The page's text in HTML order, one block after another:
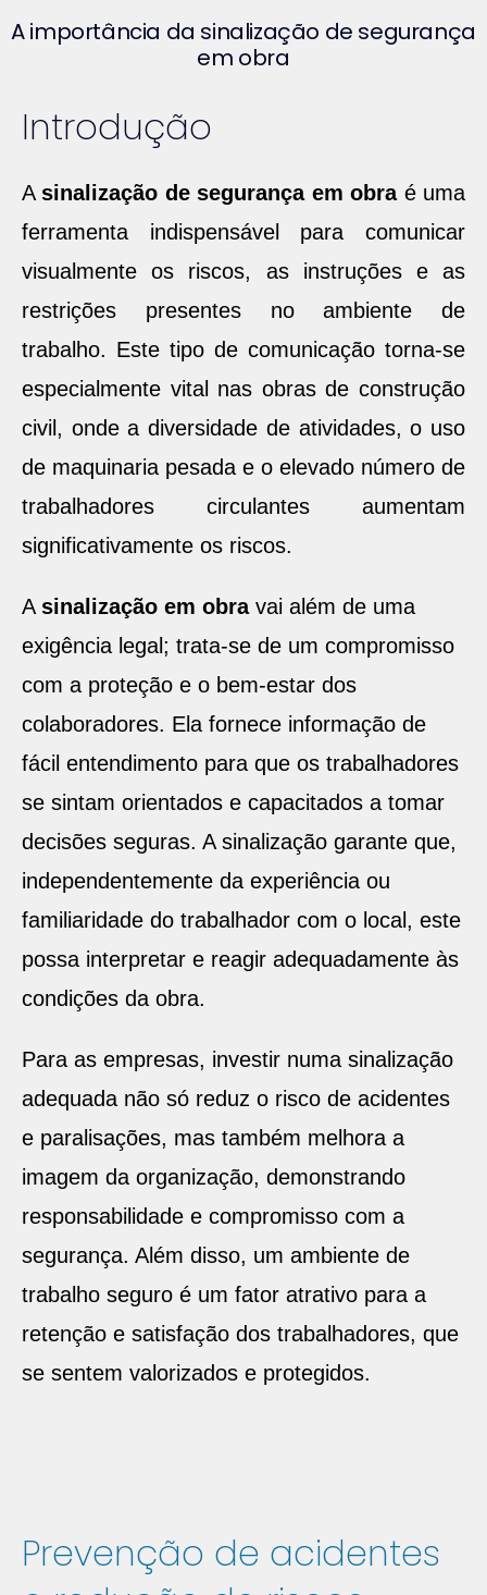
A importância da sinalização de segurança
em obra
Introdução
A sinalização de segurança em obraé uma
ferramenta indispensável para comunicar
visualmente os riscos, as instruções e as
restrições presentes no ambiente de
trabalho. Este tipo de comunicação torna-se
especialmente vital nas obras de construção
civil, onde a diversidade de atividades, o uso
de maquinaria pesada e o elevado número de
trabalhadores circulantes aumentam
significativamente os riscos.
A sinalização em obravai além de uma
exigência legal; trata-se de um compromisso
com a proteção e o bem-estar dos
colaboradores. Ela fornece informação de
fácil entendimento para que os trabalhadores
se sintam orientados e capacitados a tomar
decisões seguras. A sinalização garante que,
independentemente da experiência ou
familiaridade do trabalhador com o local, este
possa interpretar e reagir adequadamente às
condições da obra.
Para as empresas, investir numa sinalização
adequada não só reduz o risco de acidentes
e paralisações, mas também melhora a
imagem da organização, demonstrando
responsabilidade e compromisso com a
segurança. Além disso, um ambiente de
trabalho seguro é um fator atrativo para a
retenção e satisfação dos trabalhadores, que
se sentem valorizados e protegidos.
Prevenção de acidentes